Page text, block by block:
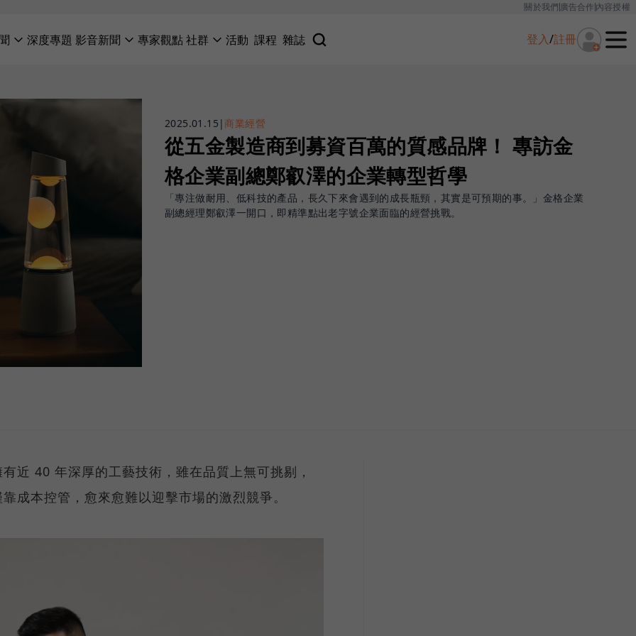
關於我們廣告合作內容授權
深度專題 影音新聞 專家觀點社群 活動 課程 雜誌 登入/註冊
2025.01.15 |商業經營
從五金製造商到募資百萬的質感品牌！ 專訪金
格企業副總鄭叡澤的企業轉型哲學
「專注做耐用、低科技的產品，長久下來會遇到的成長瓶頸，其實是可預期的事。」金格企業
副總經理鄭叡澤一開口，即精準點出老字號企業面臨的經營挑戰。
近 40 年深厚的工藝技術，雖在品質上無可挑剔，
成本控管，愈來愈難以迎擊市場的激烈競爭。